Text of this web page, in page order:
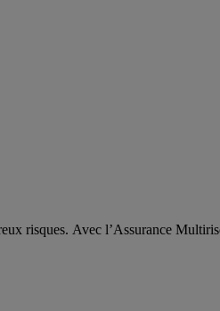
risques. Avec l’Assurance